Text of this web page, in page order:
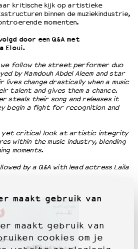
maakt gebruik van
maakt gebruik van
cookies om je
kritische kijk op artistieke
binnen de muziekindustrie,
momenten.
door een Q&A met
Eloui.
we follow the street performer duo
by Mamdouh Abdel Aleem and star
lives change drastically when a music
talent and gives them a chance.
steals their song and releases it
begin a fight for recognition and
yet critical look at artistic integrity
within the music industry, blending
moments.
by a Q&A with lead actress Laila